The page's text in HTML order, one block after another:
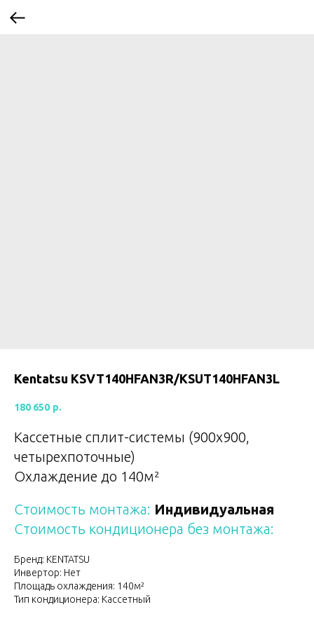
Kentatsu KSVT140HFAN3R/KSUT140HFAN3L
180 650 р.
Кассетные сплит-системы (900х900,
четырехпоточные)
Охлаждение до 140м²
Стоимость монтажа: Индивидуальная
Стоимость кондиционера без монтажа:
Бренд: KENTATSU
Инвертор: Нет
Площадь охлаждения: 140м²
Тип кондиционера: Кассетный